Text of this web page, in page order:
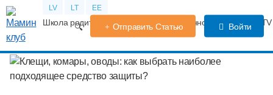
LV LT EE
Школа родителей Календарь беременности Форум
Отправить Статью Войти